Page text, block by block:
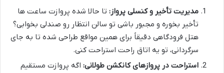
مدیریت تأخیر و کنسلی پرواز: تا حالا شده پروازت ساعت ها
تأخیر بخوره و مجبور باشی تو سالن انتظار رو صندلی بخوابی؟
هتل فرودگاهی دقیقاً برای همین مواقع طراحی شده تا به جای
سرگردانی، تو یه اتاق راحت استراحت کنی.
استراحت در پروازهای کانکشن طولانی: اگه پروازت مستقیم